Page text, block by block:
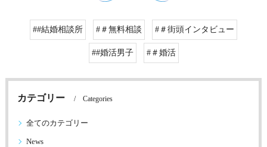
##結婚相談所 #＃無料相談 #＃街頭インタビュー
##婚活男子 #＃婚活
カテゴリー Categories
全てのカテゴリー
News